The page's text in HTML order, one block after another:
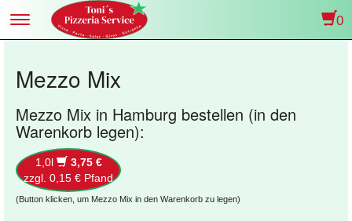
Toggle
navigation
0
Mezzo Mix
Mezzo Mix in Hamburg bestellen (in den
Warenkorb legen):
1,0l
3,75 €
zzgl. 0,15 € Pfand
(Button klicken, um Mezzo Mix in den Warenkorb zu legen)